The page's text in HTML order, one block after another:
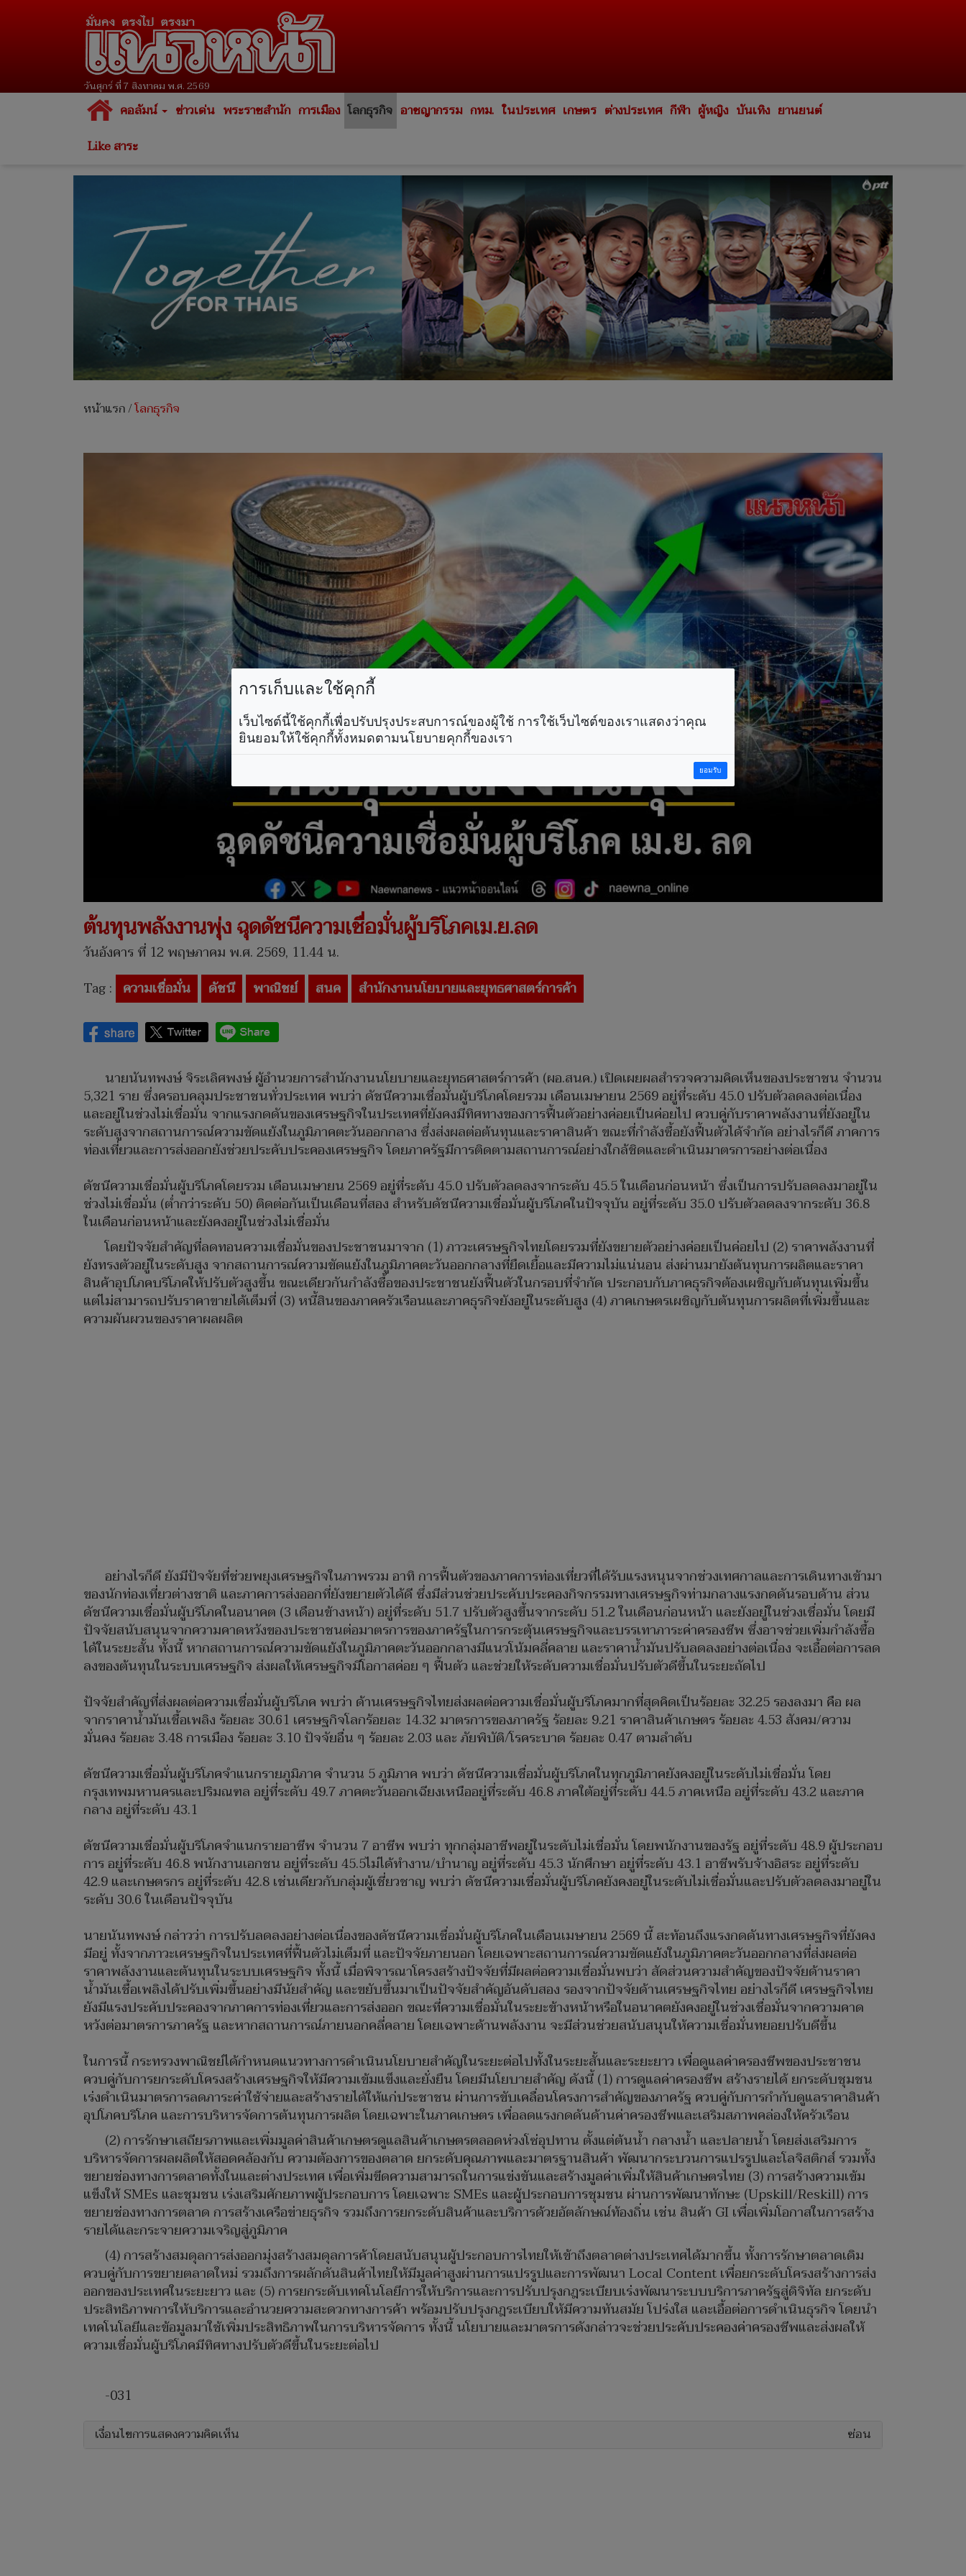
วันศุกร์ ที่ 7 สิงหาคม พ.ศ. 2569
คอลัมน์ ข่าวเด่น พระราชสำนัก การเมือง โลกธุรกิจ อาชญากรรม กทม. ในประเทศ เกษตร ต่างประเทศ กีฬา ผู้หญิง บันเทิง ยานยนต์
Like สาระ
หน้าแรก/โลกธุรกิจ
ต้นทุนพลังงานพุ่ง ฉุดดัชนีความเชื่อมั่นผู้บริโภคเม.ย.ลด
วันอังคาร ที่ 12 พฤษภาคม พ.ศ. 2569, 11.44 น.
Tag : ความเชื่อมั่น ดัชนี พาณิชย์ สนค สำนักงานนโยบายและยุทธศาสตร์การค้า
นายนันทพงษ์ จิระเลิศพงษ์ ผู้อำนวยการสำนักงานนโยบายและยุทธศาสตร์การค้า (ผอ.สนค.) เปิดเผยผลสำรวจความคิดเห็นของประชาชน จำนวน
5,321 ราย ซึ่งครอบคลุมประชาชนทั่วประเทศ พบว่า ดัชนีความเชื่อมั่นผู้บริโภคโดยรวม เดือนเมษายน 2569 อยู่ที่ระดับ 45.0 ปรับตัวลดลงต่อเนื่อง
และอยู่ในช่วงไม่เชื่อมั่น จากแรงกดดันของเศรษฐกิจในประเทศที่ยังคงมีทิศทางของการฟื้นตัวอย่างค่อยเป็นค่อยไป ควบคู่กับราคาพลังงานที่ยังอยู่ใน
ระดับสูงจากสถานการณ์ความขัดแย้งในภูมิภาคตะวันออกกลาง ซึ่งส่งผลต่อต้นทุนและราคาสินค้า ขณะที่กำลังซื้อยังฟื้นตัวได้จำกัด อย่างไรก็ดี ภาคการ
ท่องเที่ยวและการส่งออกยังช่วยประคับประคองเศรษฐกิจ โดยภาครัฐมีการติดตามสถานการณ์อย่างใกล้ชิดและดำเนินมาตรการอย่างต่อเนื่อง
ดัชนีความเชื่อมั่นผู้บริโภคโดยรวม เดือนเมษายน 2569 อยู่ที่ระดับ 45.0 ปรับตัวลดลงจากระดับ 45.5 ในเดือนก่อนหน้า ซึ่งเป็นการปรับลดลงมาอยู่ใน
ช่วงไม่เชื่อมั่น (ต่ำกว่าระดับ 50) ติดต่อกันเป็นเดือนที่สอง สำหรับดัชนีความเชื่อมั่นผู้บริโภคในปัจจุบัน อยู่ที่ระดับ 35.0 ปรับตัวลดลงจากระดับ 36.8
ในเดือนก่อนหน้าและยังคงอยู่ในช่วงไม่เชื่อมั่น
โดยปัจจัยสำคัญที่ลดทอนความเชื่อมั่นของประชาชนมาจาก (1) ภาวะเศรษฐกิจไทยโดยรวมที่ยังขยายตัวอย่างค่อยเป็นค่อยไป (2) ราคาพลังงานที่
ยังทรงตัวอยู่ในระดับสูง จากสถานการณ์ความขัดแย้งในภูมิภาคตะวันออกกลางที่ยืดเยื้อและมีความไม่แน่นอน ส่งผ่านมายังต้นทุนการผลิตและราคา
สินค้าอุปโภคบริโภคให้ปรับตัวสูงขึ้น ขณะเดียวกันกำลังซื้อของประชาชนยังฟื้นตัวในกรอบที่จำกัด ประกอบกับภาคธุรกิจต้องเผชิญกับต้นทุนเพิ่มขึ้น
แต่ไม่สามารถปรับราคาขายได้เต็มที่ (3) หนี้สินของภาคครัวเรือนและภาคธุรกิจยังอยู่ในระดับสูง (4) ภาคเกษตรเผชิญกับต้นทุนการผลิตที่เพิ่มขึ้นและ
ความผันผวนของราคาผลผลิต
อย่างไรก็ดี ยังมีปัจจัยที่ช่วยพยุงเศรษฐกิจในภาพรวม อาทิ การฟื้นตัวของภาคการท่องเที่ยวที่ได้รับแรงหนุนจากช่วงเทศกาลและการเดินทางเข้ามา
ของนักท่องเที่ยวต่างชาติ และภาคการส่งออกที่ยังขยายตัวได้ดี ซึ่งมีส่วนช่วยประคับประคองกิจกรรมทางเศรษฐกิจท่ามกลางแรงกดดันรอบด้าน ส่วน
ดัชนีความเชื่อมั่นผู้บริโภคในอนาคต (3 เดือนข้างหน้า) อยู่ที่ระดับ 51.7 ปรับตัวสูงขึ้นจากระดับ 51.2 ในเดือนก่อนหน้า และยังอยู่ในช่วงเชื่อมั่น โดยมี
ปัจจัยสนับสนุนจากความคาดหวังของประชาชนต่อมาตรการของภาครัฐในการกระตุ้นเศรษฐกิจและบรรเทาภาระค่าครองชีพ ซึ่งอาจช่วยเพิ่มกำลังซื้อ
ได้ในระยะสั้น ทั้งนี้ หากสถานการณ์ความขัดแย้งในภูมิภาคตะวันออกกลางมีแนวโน้มคลี่คลาย และราคาน้ำมันปรับลดลงอย่างต่อเนื่อง จะเอื้อต่อการลด
ลงของต้นทุนในระบบเศรษฐกิจ ส่งผลให้เศรษฐกิจมีโอกาสค่อย ๆ ฟื้นตัว และช่วยให้ระดับความเชื่อมั่นปรับตัวดีขึ้นในระยะถัดไป
ปัจจัยสำคัญที่ส่งผลต่อความเชื่อมั่นผู้บริโภค พบว่า ด้านเศรษฐกิจไทยส่งผลต่อความเชื่อมั่นผู้บริโภคมากที่สุดคิดเป็นร้อยละ 32.25 รองลงมา คือ ผล
จากราคาน้ำมันเชื้อเพลิง ร้อยละ 30.61 เศรษฐกิจโลกร้อยละ 14.32 มาตรการของภาครัฐ ร้อยละ 9.21 ราคาสินค้าเกษตร ร้อยละ 4.53 สังคม/ความ
มั่นคง ร้อยละ 3.48 การเมือง ร้อยละ 3.10 ปัจจัยอื่น ๆ ร้อยละ 2.03 และ ภัยพิบัติ/โรคระบาด ร้อยละ 0.47 ตามลำดับ
ดัชนีความเชื่อมั่นผู้บริโภคจำแนกรายภูมิภาค จำนวน 5 ภูมิภาค พบว่า ดัชนีความเชื่อมั่นผู้บริโภคในทุกภูมิภาคยังคงอยู่ในระดับไม่เชื่อมั่น โดย
กรุงเทพมหานครและปริมณฑล อยู่ที่ระดับ 49.7 ภาคตะวันออกเฉียงเหนืออยู่ที่ระดับ 46.8 ภาคใต้อยู่ที่ระดับ 44.5 ภาคเหนือ อยู่ที่ระดับ 43.2 และภาค
กลาง อยู่ที่ระดับ 43.1
ดัชนีความเชื่อมั่นผู้บริโภคจำแนกรายอาชีพ จำนวน 7 อาชีพ พบว่า ทุกกลุ่มอาชีพอยู่ในระดับไม่เชื่อมั่น โดยพนักงานของรัฐ อยู่ที่ระดับ 48.9 ผู้ประกอบ
การ อยู่ที่ระดับ 46.8 พนักงานเอกชน อยู่ที่ระดับ 45.5ไม่ได้ทำงาน/บำนาญ อยู่ที่ระดับ 45.3 นักศึกษา อยู่ที่ระดับ 43.1 อาชีพรับจ้างอิสระ อยู่ที่ระดับ
42.9 และเกษตรกร อยู่ที่ระดับ 42.8 เช่นเดียวกับกลุ่มผู้เชี่ยวชาญ พบว่า ดัชนีความเชื่อมั่นผู้บริโภคยังคงอยู่ในระดับไม่เชื่อมั่นและปรับตัวลดลงมาอยู่ใน
ระดับ 30.6 ในเดือนปัจจุบัน
นายนันทพงษ์ กล่าวว่า การปรับลดลงอย่างต่อเนื่องของดัชนีความเชื่อมั่นผู้บริโภคในเดือนเมษายน 2569 นี้ สะท้อนถึงแรงกดดันทางเศรษฐกิจที่ยังคง
มีอยู่ ทั้งจากภาวะเศรษฐกิจในประเทศที่ฟื้นตัวไม่เต็มที่ และปัจจัยภายนอก โดยเฉพาะสถานการณ์ความขัดแย้งในภูมิภาคตะวันออกกลางที่ส่งผลต่อ
ราคาพลังงานและต้นทุนในระบบเศรษฐกิจ ทั้งนี้ เมื่อพิจารณาโครงสร้างปัจจัยที่มีผลต่อความเชื่อมั่นพบว่า สัดส่วนความสำคัญของปัจจัยด้านราคา
น้ำมันเชื้อเพลิงได้ปรับเพิ่มขึ้นอย่างมีนัยสำคัญ และขยับขึ้นมาเป็นปัจจัยสำคัญอันดับสอง รองจากปัจจัยด้านเศรษฐกิจไทย อย่างไรก็ดี เศรษฐกิจไทย
ยังมีแรงประคับประคองจากภาคการท่องเที่ยวและการส่งออก ขณะที่ความเชื่อมั่นในระยะข้างหน้าหรือในอนาคตยังคงอยู่ในช่วงเชื่อมั่นจากความคาด
หวังต่อมาตรการภาครัฐ และหากสถานการณ์ภายนอกคลี่คลาย โดยเฉพาะด้านพลังงาน จะมีส่วนช่วยสนับสนุนให้ความเชื่อมั่นทยอยปรับดีขึ้น
ในการนี้ กระทรวงพาณิชย์ได้กำหนดแนวทางการดำเนินนโยบายสำคัญในระยะต่อไปทั้งในระยะสั้นและระยะยาว เพื่อดูแลค่าครองชีพของประชาชน
ควบคู่กับการยกระดับโครงสร้างเศรษฐกิจให้มีความเข้มแข็งและยั่งยืน โดยมีนโยบายสำคัญ ดังนี้ (1) การดูแลค่าครองชีพ สร้างรายได้ ยกระดับชุมชน
เร่งดำเนินมาตรการลดภาระค่าใช้จ่ายและสร้างรายได้ให้แก่ประชาชน ผ่านการขับเคลื่อนโครงการสำคัญของภาครัฐ ควบคู่กับการกำกับดูแลราคาสินค้า
อุปโภคบริโภค และการบริหารจัดการต้นทุนการผลิต โดยเฉพาะในภาคเกษตร เพื่อลดแรงกดดันด้านค่าครองชีพและเสริมสภาพคล่องให้ครัวเรือน
(2) การรักษาเสถียรภาพและเพิ่มมูลค่าสินค้าเกษตรดูแลสินค้าเกษตรตลอดห่วงโซ่อุปทาน ตั้งแต่ต้นน้ำ กลางน้ำ และปลายน้ำ โดยส่งเสริมการ
บริหารจัดการผลผลิตให้สอดคล้องกับ ความต้องการของตลาด ยกระดับคุณภาพและมาตรฐานสินค้า พัฒนากระบวนการแปรรูปและโลจิสติกส์ รวมทั้ง
ขยายช่องทางการตลาดทั้งในและต่างประเทศ เพื่อเพิ่มขีดความสามารถในการแข่งขันและสร้างมูลค่าเพิ่มให้สินค้าเกษตรไทย (3) การสร้างความเข้ม
แข็งให้ SMEs และชุมชน เร่งเสริมศักยภาพผู้ประกอบการ โดยเฉพาะ SMEs และผู้ประกอบการชุมชน ผ่านการพัฒนาทักษะ (Upskill/Reskill) การ
ขยายช่องทางการตลาด การสร้างเครือข่ายธุรกิจ รวมถึงการยกระดับสินค้าและบริการด้วยอัตลักษณ์ท้องถิ่น เช่น สินค้า GI เพื่อเพิ่มโอกาสในการสร้าง
รายได้และกระจายความเจริญสู่ภูมิภาค
(4) การสร้างสมดุลการส่งออกมุ่งสร้างสมดุลการค้าโดยสนับสนุนผู้ประกอบการไทยให้เข้าถึงตลาดต่างประเทศได้มากขึ้น ทั้งการรักษาตลาดเดิม
ควบคู่กับการขยายตลาดใหม่ รวมถึงการผลักดันสินค้าไทยให้มีมูลค่าสูงผ่านการแปรรูปและการพัฒนา Local Content เพื่อยกระดับโครงสร้างการส่ง
ออกของประเทศในระยะยาว และ (5) การยกระดับเทคโนโลยีการให้บริการและการปรับปรุงกฎระเบียบเร่งพัฒนาระบบบริการภาครัฐสู่ดิจิทัล ยกระดับ
ประสิทธิภาพการให้บริการและอำนวยความสะดวกทางการค้า พร้อมปรับปรุงกฎระเบียบให้มีความทันสมัย โปร่งใส และเอื้อต่อการดำเนินธุรกิจ โดยนำ
เทคโนโลยีและข้อมูลมาใช้เพิ่มประสิทธิภาพในการบริหารจัดการ ทั้งนี้ นโยบายและมาตรการดังกล่าวจะช่วยประคับประคองค่าครองชีพและส่งผลให้
ความเชื่อมั่นผู้บริโภคมีทิศทางปรับตัวดีขึ้นในระยะต่อไป
-031
เงื่อนไขการแสดงความคิดเห็น ซ่อน
การเก็บและใช้คุกกี้
เว็บไซต์นี้ใช้คุกกี้เพื่อปรับปรุงประสบการณ์ของผู้ใช้ การใช้เว็บไซต์ของเราแสดงว่าคุณ
ยินยอมให้ใช้คุกกี้ทั้งหมดตามนโยบายคุกกี้ของเรา
ยอมรับ